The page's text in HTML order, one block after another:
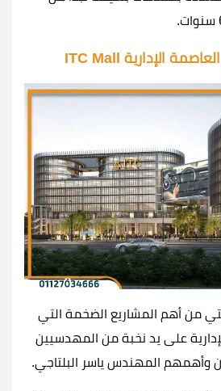
من أهم المشاريع الضخمة التي
على يد نخبة من المهدسيين
وأهمهم المهندس ياسر البلتاجي.